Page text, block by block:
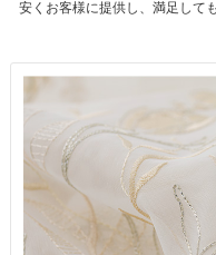
安くお客様に提供し、満足して